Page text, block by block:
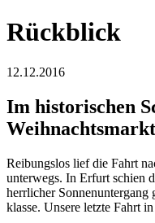
Rückblick
12.12.2016
Im historischen
Reibungslos lief die Fahrt
unterwegs. In Erfurt schien
herrlicher
klasse. Unsere letzte Fahrt